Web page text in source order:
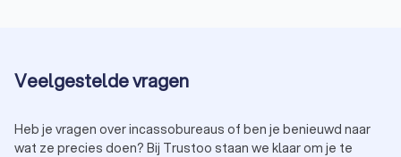
Veelgestelde vragen
Heb je vragen over incassobureaus of ben je benieuwd naar
wat ze precies doen? Bij Trustoo staan we klaar om je te